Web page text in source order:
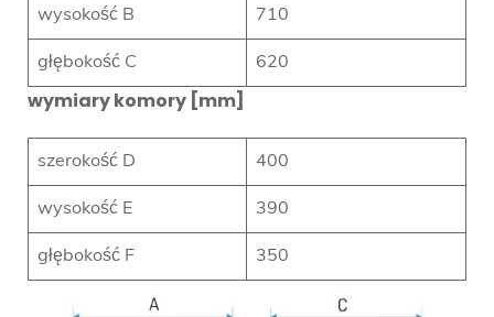
wysokość B 710
głębokość C 620
wymiary komory [mm]
szerokość D 400
wysokość E 390
głębokość F 350